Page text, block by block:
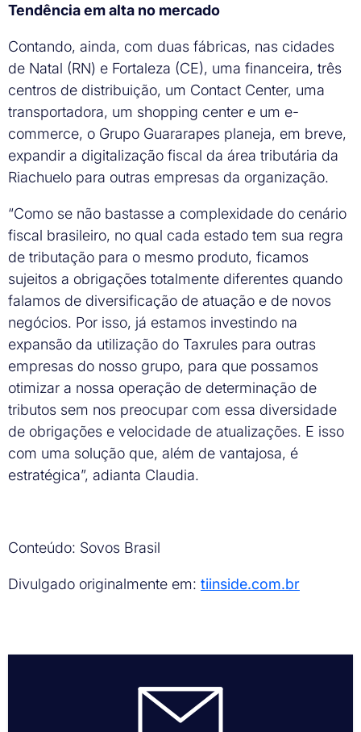
Tendência em alta no mercado
Contando, ainda, com duas fábricas, nas cidades
de Natal (RN) e Fortaleza (CE), uma financeira, três
centros de distribuição, um Contact Center, uma
transportadora, um shopping center e um e-
commerce, o Grupo Guararapes planeja, em breve,
expandir a digitalização fiscal da área tributária da
Riachuelo para outras empresas da organização.
“Como se não bastasse a complexidade do cenário
fiscal brasileiro, no qual cada estado tem sua regra
de tributação para o mesmo produto, ficamos
sujeitos a obrigações totalmente diferentes quando
falamos de diversificação de atuação e de novos
negócios. Por isso, já estamos investindo na
expansão da utilização do Taxrules para outras
empresas do nosso grupo, para que possamos
otimizar a nossa operação de determinação de
tributos sem nos preocupar com essa diversidade
de obrigações e velocidade de atualizações. E isso
com uma solução que, além de vantajosa, é
estratégica”, adianta Claudia.
Conteúdo: Sovos Brasil
Divulgado originalmente em: tiinside.com.br